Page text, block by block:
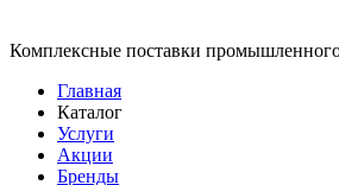
Комплексные поставки
Главная
Каталог
Услуги
Акции
Бренды